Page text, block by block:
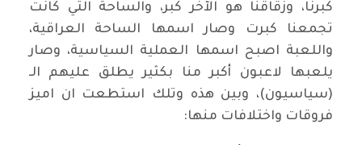
كبرنا، وزقاقنا هو الآخر كبر، والساحة التي كانت
تجمعنا كبرت وصار اسمها الساحة العراقية،
واللعبة اصبح اسمها العملية السياسية، وصار
يلعبها لاعبون أكبر منا بكثير يطلق عليهم الـ
(سياسيون)، وبين هذه وتلك استطعت ان اميز
فروقات واختلافات منها: